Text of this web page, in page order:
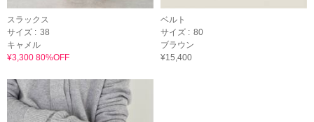
スラックス
サイズ : 38
キャメル
¥3,300 80%OFF
ベルト
サイズ : 80
ブラウン
¥15,400